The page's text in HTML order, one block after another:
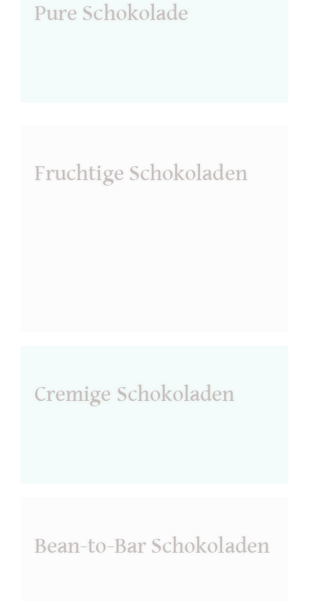
Pure Schokolade
Fruchtige Schokoladen
Cremige Schokoladen
Bean-to-Bar Schokoladen